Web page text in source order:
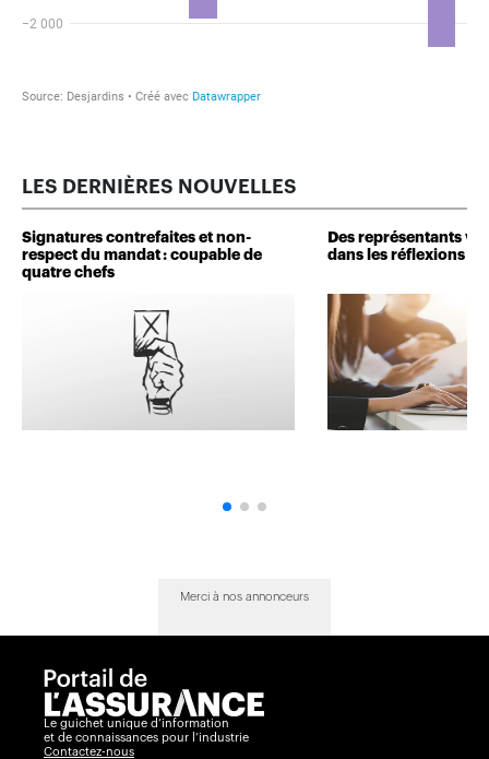
LES DERNIÈRES NOUVELLES
Signatures contrefaites et non-
respect du mandat : coupable de
quatre chefs
Des représentants
dans les réflexions de
Merci à nos annonceurs
Le guichet unique d’information
et de connaissances pour l’industrie
Contactez-nous